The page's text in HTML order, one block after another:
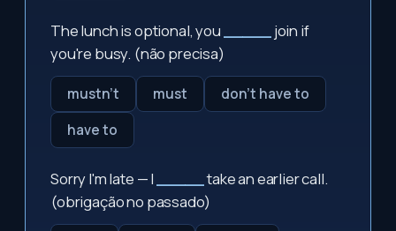
The lunch is optional, you
join if
you're busy. (não precisa)
mustn't must
don't have to
have to
Sorry I'm late — I
take an earlier call.
(obrigação no passado)